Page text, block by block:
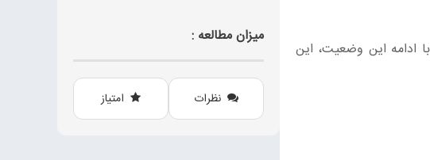
ادامه این وضعیت، این
میزان مطالعه :
نظرات امتیاز